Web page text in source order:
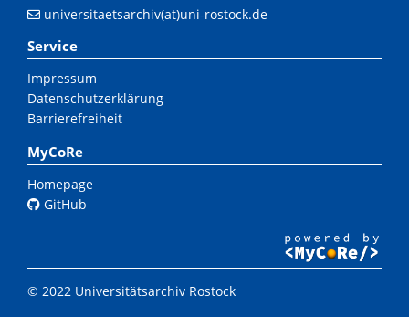
universitaetsarchiv(at)uni-rostock.de
Service
Impressum
Datenschutzerklärung
Barrierefreiheit
MyCoRe
Homepage
GitHub
© 2022 Universitätsarchiv Rostock